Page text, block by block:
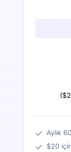
(
Aylık
$20